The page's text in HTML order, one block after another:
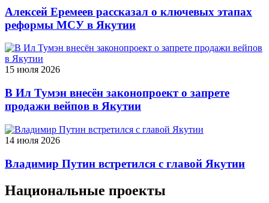
Алексей Еремеев рассказал о ключевых этапах
реформы МСУ в Якутии
15 июля 2026
В Ил Тумэн внесён законопроект о запрете
продажи вейпов в Якутии
14 июля 2026
Владимир Путин встретился с главой Якутии
Национальные проекты